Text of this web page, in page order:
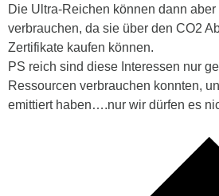
Die Ultra-Reichen können dann
verbrauchen, da sie über den CO2
Zertifikate kaufen können.
PS reich sind diese Interessen nur
Ressourcen verbrauchen konnten,
emittiert haben….nur wir dürfen es